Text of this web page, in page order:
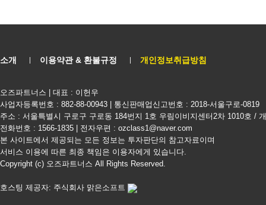
소개 이용약관 & 환불규정 개인정보취급방침
오즈파트너스 | 대표 : 이헌우
사업자등록번호 : 882-88-00943 | 통신판매업신고번호 : 2018-서울구로-0819
주소 : 서울특별시 구로구 구로동 184번지 1호 우림이비지센터2차 1010호 /
전화번호 : 1566-1835 | 전자우편 : ozclass1@naver.com
본 사이트에서 제공되는 모든 정보는 투자판단의 참고자료이며
서비스 이용에 따른 최종 책임은 이용자에게 있습니다.
Copyright (c) 오즈파트너스 All Rights Reserved.
호스팅 제공자: 주식회사 맑은소프트